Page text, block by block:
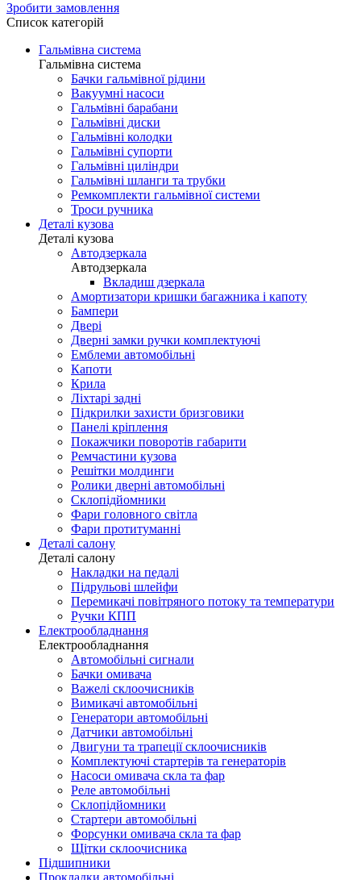
Зробити замовлення
Список категорій
Гальмівна система
Гальмівна система
Бачки гальмівної рідини
Вакуумні насоси
Гальмівні барабани
Гальмівні диски
Гальмівні колодки
Гальмівні супорти
Гальмівні циліндри
Гальмівні шланги та трубки
Ремкомплекти гальмівної системи
Троси ручника
Деталі кузова
Деталі кузова
Автодзеркала
Автодзеркала
Вкладиш дзеркала
Амортизатори кришки багажника і капоту
Бампери
Двері
Дверні замки ручки комплектуючі
Емблеми автомобільні
Капоти
Крила
Ліхтарі задні
Підкрилки захисти бризговики
Панелі кріплення
Покажчики поворотів габарити
Ремчастини кузова
Решітки молдинги
Ролики дверні автомобільні
Склопідйомники
Фари головного світла
Фари протитуманні
Деталі салону
Деталі салону
Накладки на педалі
Підрульові шлейфи
Перемикачі повітряного потоку та температури
Ручки КПП
Електрообладнання
Електрообладнання
Автомобільні сигнали
Бачки омивача
Важелі склоочисників
Вимикачі автомобільні
Генератори автомобільні
Датчики автомобільні
Двигуни та трапеції склоочисників
Комплектуючі стартерів та генераторів
Насоси омивача скла та фар
Реле автомобільні
Склопідйомники
Стартери автомобільні
Форсунки омивача скла та фар
Щітки склоочисника
Підшипники
Прокладки автомобільні